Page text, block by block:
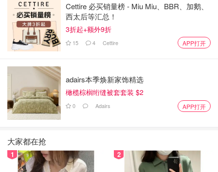
Cettire 必买销量榜 - Miu Miu、BBR、加鹅、
西太后等汇总！
3折起+额外9折
15 4 Cettire APP打开
adairs本季焕新家饰精选
橄榄棕榈绗缝被套套装 $2
0 Adairs APP打开
大家都在抢
1 2